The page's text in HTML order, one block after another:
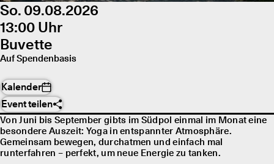
So. 09.08.2026
13:00 Uhr
Buvette
Auf Spendenbasis
Kalender
Event teilen
Von Juni bis September gibts im Südpol einmal im Monat eine
besondere Auszeit: Yoga in entspannter Atmosphäre.
Gemeinsam bewegen, durchatmen und einfach mal
runterfahren – perfekt, um neue Energie zu tanken.